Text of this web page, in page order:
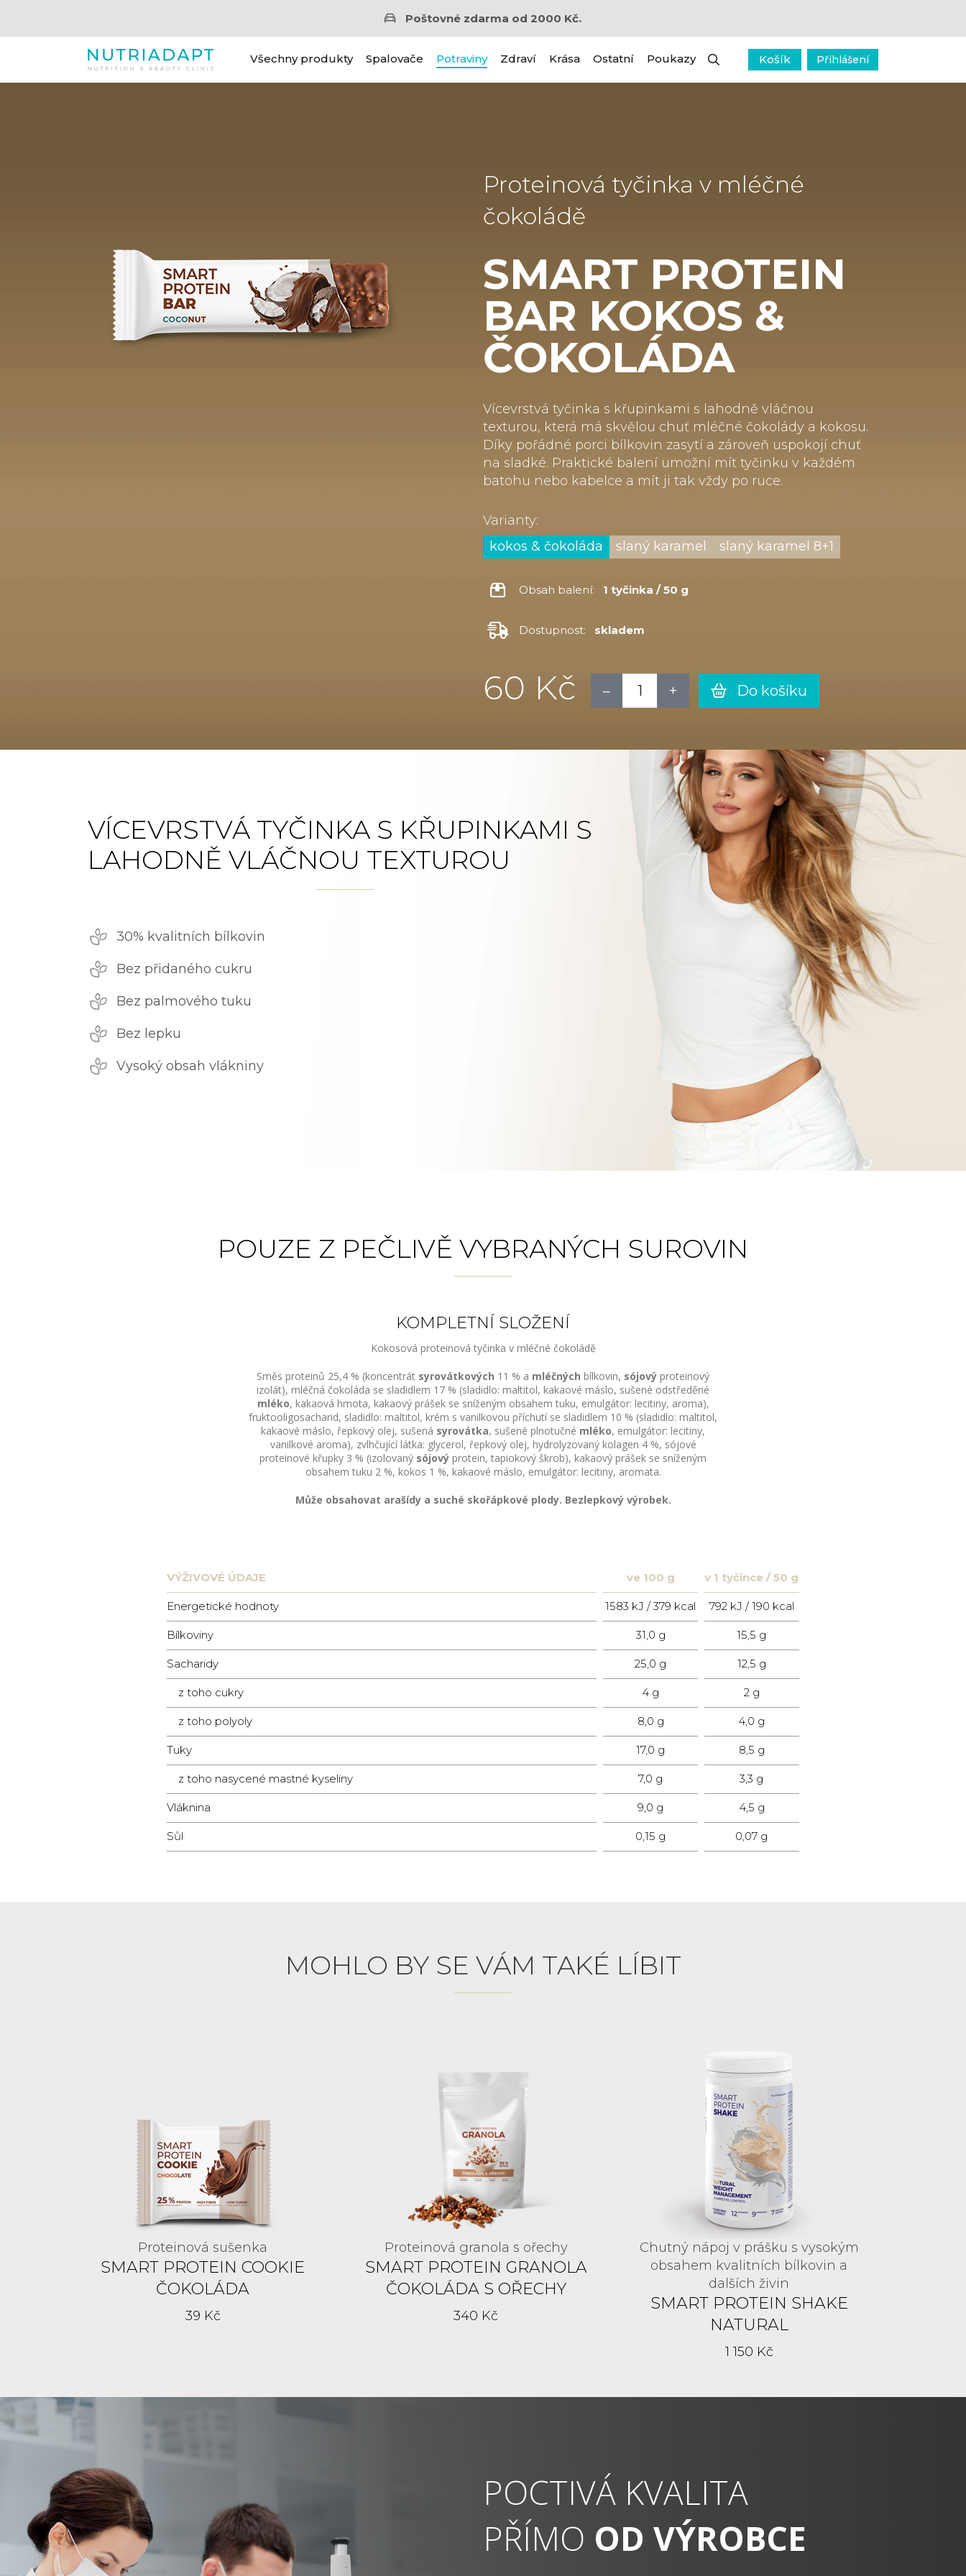
Poštovné zdarma od 2000 Kč.
Všechny produkty Spalovače Potraviny Zdraví Krása Ostatní Poukazy Košík Přihlášení
Proteinová tyčinka v mléčné
čokoládě
SMART PROTEIN
BAR KOKOS &
ČOKOLÁDA
Vícevrstvá tyčinka s křupinkami s lahodně vláčnou
texturou, která má skvělou chuť mléčné čokolády a kokosu.
Díky pořádné porci bílkovin zasytí a zároveň uspokojí chuť
na sladké. Praktické balení umožní mít tyčinku v každém
batohu nebo kabelce a mít ji tak vždy po ruce.
Varianty:
kokos & čokoláda
slaný karamel slaný karamel 8+1
Obsah balení: 1 tyčinka / 50 g
Dostupnost: skladem
60 Kč Do košíku
VÍCEVRSTVÁ TYČINKA S KŘUPINKAMI S
LAHODNĚ VLÁČNOU TEXTUROU
30% kvalitních bílkovin
Bez přidaného cukru
Bez palmového tuku
Bez lepku
Vysoký obsah vlákniny
POUZE Z PEČLIVĚ VYBRANÝCH SUROVIN
KOMPLETNÍ SLOŽENÍ
Kokosová proteinová tyčinka v mléčné čokoládě
Směs proteinů 25,4 % (koncentrát syrovátkových 11 % a mléčných bílkovin, sójový proteinový
izolát), mléčná čokoláda se sladidlem 17 % (sladidlo: maltitol, kakaové máslo, sušené odstředěné
mléko, kakaová hmota, kakaový prášek se sníženým obsahem tuku, emulgátor: lecitiny, aroma),
fruktooligosacharid, sladidlo: maltitol, krém s vanilkovou příchutí se sladidlem 10 % (sladidlo: maltitol,
kakaové máslo, řepkový olej, sušená syrovátka, sušené plnotučné mléko, emulgátor: lecitiny,
vanilkové aroma), zvlhčující látka: glycerol, řepkový olej, hydrolyzovaný kolagen 4 %, sójové
proteinové křupky 3 % (izolovaný sójový protein, tapiokový škrob), kakaový prášek se sníženým
obsahem tuku 2 %, kokos 1 %, kakaové máslo, emulgátor: lecitiny, aromata.
Může obsahovat arašídy a suché skořápkové plody. Bezlepkový výrobek.
VÝŽIVOVÉ ÚDAJE ve 100 g v 1 tyčince / 50 g
Energetické hodnoty 1583 kJ / 379 kcal 792 kJ / 190 kcal
Bílkoviny 31,0 g 15,5 g
Sacharidy 25,0 g 12,5 g
z toho cukry 4 g 2 g
z toho polyoly 8,0 g 4,0 g
Tuky 17,0 g 8,5 g
z toho nasycené mastné kyseliny 7,0 g 3,3 g
Vláknina 9,0 g 4,5 g
Sůl 0,15 g 0,07 g
MOHLO BY SE VÁM TAKÉ LÍBIT
Proteinová sušenka
SMART PROTEIN COOKIE
ČOKOLÁDA
39 Kč
Proteinová granola s ořechy
SMART PROTEIN GRANOLA
ČOKOLÁDA S OŘECHY
340 Kč
Chutný nápoj v prášku s vysokým
obsahem kvalitních bílkovin a
dalších živin
SMART PROTEIN SHAKE
NATURAL
1 150 Kč
POCTIVÁ KVALITA
PŘÍMO OD VÝROBCE